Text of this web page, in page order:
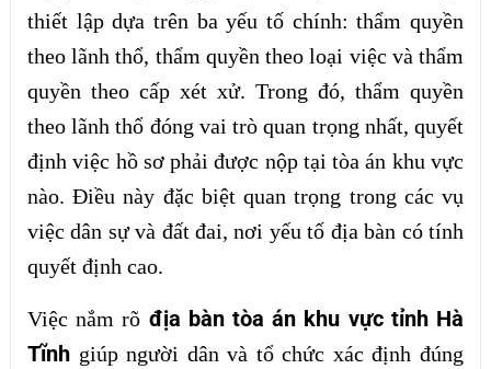
thiết lập dựa trên ba yếu tố chính: thẩm quyền
theo lãnh thổ, thẩm quyền theo loại việc và thẩm
quyền theo cấp xét xử. Trong đó, thẩm quyền
theo lãnh thổ đóng vai trò quan trọng nhất, quyết
định việc hồ sơ phải được nộp tại tòa án khu vực
nào. Điều này đặc biệt quan trọng trong các vụ
việc dân sự và đất đai, nơi yếu tố địa bàn có tính
quyết định cao.
Việc nắm rõ địa bàn tòa án khu vực tỉnh Hà
Tĩnhgiúp người dân và tổ chức xác định đúng